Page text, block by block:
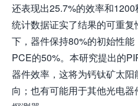
还表现出25.7%的效率和
统计数据证实了结果的可重
下，器件保持80%的初始性
PCE的50%。本研究提出的
器件效率，这将为钙钛矿太
向；也有可能用于其他光电